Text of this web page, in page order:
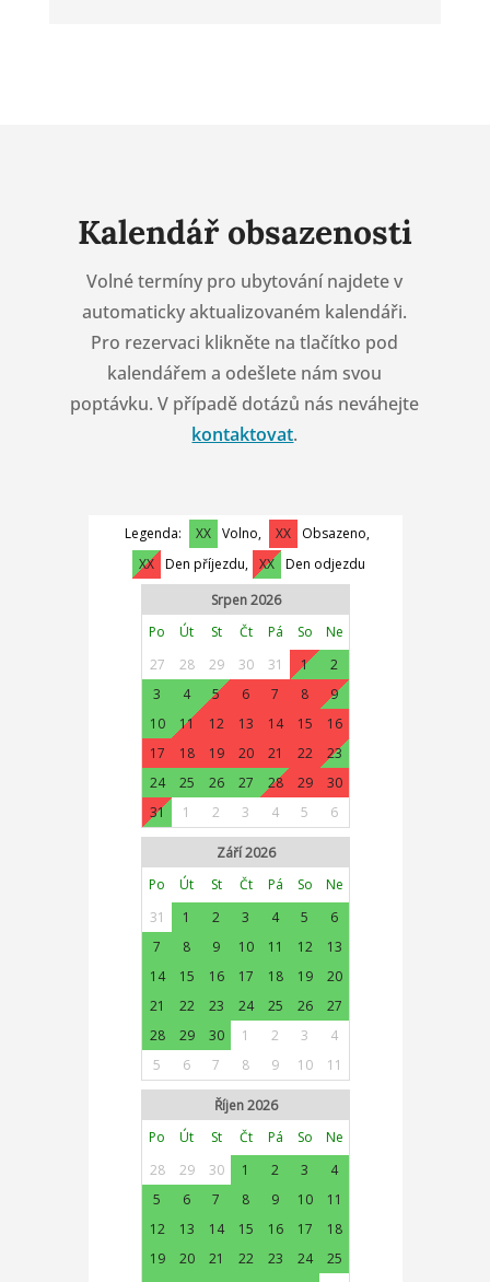
Kalendář obsazenosti
Volné termíny pro ubytování najdete v
automaticky aktualizovaném kalendáři.
Pro rezervaci klikněte na tlačítko pod
kalendářem a odešlete nám svou
poptávku. V případě dotázů nás neváhejte
kontaktovat.